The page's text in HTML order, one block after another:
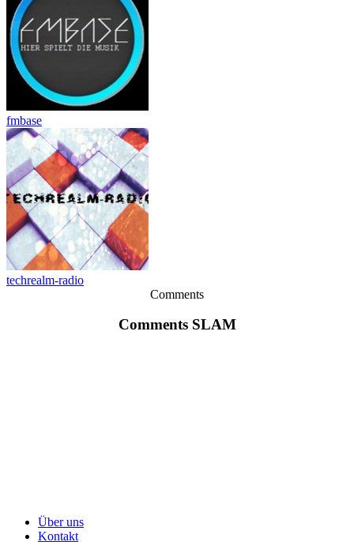
fmbase
techrealm-radio
Comments
Comments SLAM
Über uns
Kontakt